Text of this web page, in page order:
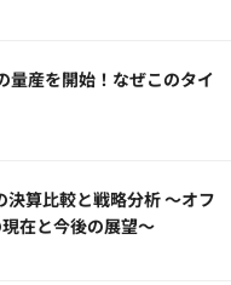
産を開始！なぜこのタイ
決算比較と戦略分析 ～オフ
在と今後の展望～